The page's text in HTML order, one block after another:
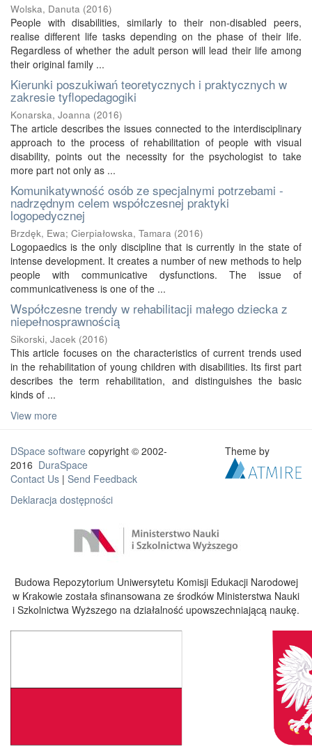
Wolska, Danuta (2016)
People with disabilities, similarly to their non-disabled peers,
realise different life tasks depending on the phase of their life.
Regardless of whether the adult person will lead their life among
their original family ...
Kierunki poszukiwań teoretycznych i praktycznych w
zakresie tyflopedagogiki
Konarska, Joanna (2016)
The article describes the issues connected to the interdisciplinary
approach to the process of rehabilitation of people with visual
disability, points out the necessity for the psychologist to take
more part not only as ...
Komunikatywność osób ze specjalnymi potrzebami -
nadrzędnym celem współczesnej praktyki
logopedycznej
Brzdęk, Ewa; Cierpiałowska, Tamara (2016)
Logopaedics is the only discipline that is currently in the state of
intense development. It creates a number of new methods to help
people with communicative dysfunctions. The issue of
communicativeness is one of the ...
Współczesne trendy w rehabilitacji małego dziecka z
niepełnosprawnością
Sikorski, Jacek (2016)
This article focuses on the characteristics of current trends used
in the rehabilitation of young children with disabilities. Its first part
describes the term rehabilitation, and distinguishes the basic
kinds of ...
View more
DSpace software copyright © 2002-
2016 DuraSpace
Contact Us | Send Feedback
Deklaracja dostępności
Theme by
Budowa Repozytorium Uniwersytetu Komisji Edukacji Narodowej
w Krakowie została sfinansowana ze środków Ministerstwa Nauki
i Szkolnictwa Wyższego na działalność upowszechniającą naukę.